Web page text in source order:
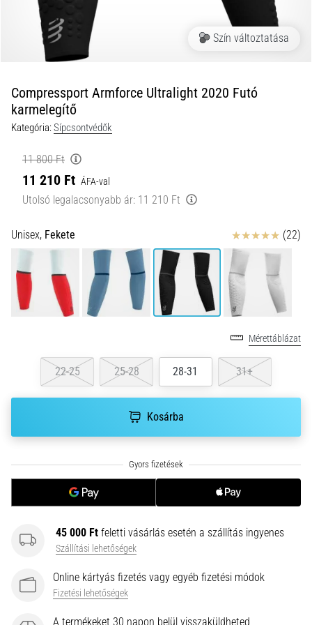
térdfájdalom
életében
egyszer
minden
elér,
szó
amatőrről
vagy
Mik
a
2026.08.05.
•
Fasciitis:
Tünetek,
okok
a
kezelések
sarokfájdalmat
futás
után?
Az
Szín változtatása
Compressport Armforce Ultralight 2020 Futó
karmelegítő
Kategória:Sípcsontvédők
11 800 Ft
11 210 Ft ÁFA-val
Utolsó legalacsonyabb ár: 11 210 Ft
Unisex, Fekete Értékelés (22)
Mérettáblázat
22-25 25-28 28-31 31+
Kosárba
45 000 Ft feletti vásárlás esetén a szállítás ingyenes
Szállítási lehetőségek
Online kártyás fizetés vagy egyéb fizetési módok
Fizetési lehetőségek
A termékeket 30 napon belül visszaküldheted